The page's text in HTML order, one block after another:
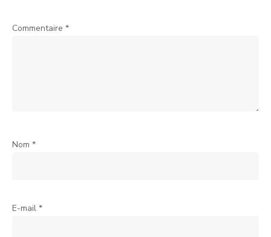
Commentaire *
Nom *
E-mail *